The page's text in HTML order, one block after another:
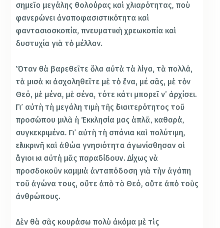
σημεῖο μεγάλης θολούρας καὶ χλιαρότητας, ποὺ
φανερώνει ἀναποφασιστικότητα καὶ
φαντασιοσκοπία, πνευματικὴ χρεωκοπία καὶ
δυστυχία γιὰ τὸ μέλλον.
Ὅταν θὰ βαρεθεῖτε ὅλα αὐτὰ τὰ λίγα, τὰ πολλά,
τὰ μισὰ κι ἀσχοληθεῖτε μὲ τὸ ἕνα, μέ σᾶς, μὲ τὸν
Θεό, μὲ μένα, μὲ σένα, τότε κάτι μπορεῖ ν’ ἀρχίσει.
Γι’ αὐτὴ τὴ μεγάλη τιμὴ τῆς ἰδιαιτερότητος τοῦ
προσώπου μιλᾶ ἡ Ἐκκλησία μας ἁπλᾶ, καθαρά,
συγκεκριμένα. Γι’ αὐτὴ τὴ σπάνια καὶ πολύτιμη,
εἰλικρινῆ καὶ ἀθώα γνησιότητα ἀγωνίσθησαν οἱ
ἅγιοι κι αὐτὴ μᾶς παραδίδουν. Δίχως νὰ
προσδοκοῦν καμμιὰ ἀνταπόδοση γιὰ τὴν ἀγάπη
τοῦ ἀγώνα τους, οὔτε ἀπὸ τὸ Θεό, οὔτε ἀπὸ τοὺς
ἀνθρώπους.
Δὲν θὰ σᾶς κουράσω πολὺ ἀκόμα μὲ τὶς